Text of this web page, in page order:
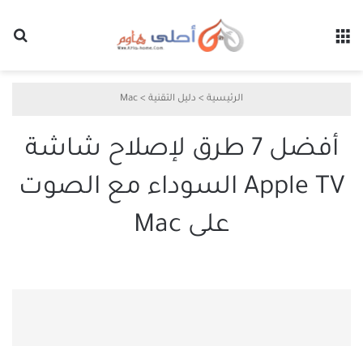
الرئيسية > دليل التقنية >
Mac
أفضل 7 طرق لإصلاح شاشة
Apple TV السوداء مع الصوت
على Mac